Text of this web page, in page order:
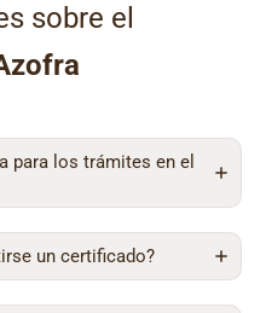
sobre el
para los trámites en el
un certificado?